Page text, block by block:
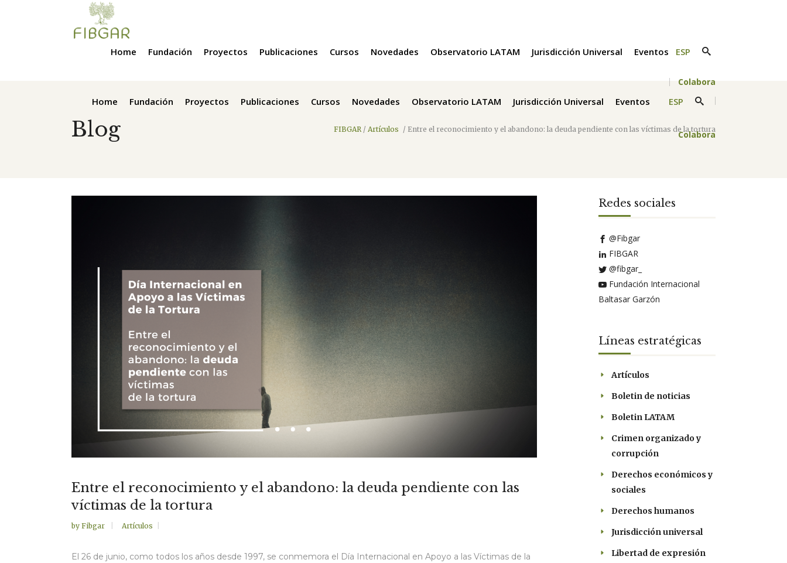
Home Fundación Proyectos Publicaciones Cursos Novedades Observatorio LATAM Jurisdicción Universal Eventos ESP
Colabora
Home Fundación Proyectos Publicaciones Cursos Novedades Observatorio LATAM Jurisdicción Universal Eventos ESP
Colabora
Blog FIBGAR / Artículos / Entre el reconocimiento y el abandono: la deuda pendiente con las víctimas de la tortura
Entre el reconocimiento y el abandono: la deuda pendiente con las
víctimas de la tortura
by Fibgar Artículos
El 26 de junio, como todos los años desde 1997, se conmemora el Día Internacional en Apoyo a las Víctimas de la
Redes sociales
@Fibgar
FIBGAR
@fibgar_
Fundación Internacional
Baltasar Garzón
Líneas estratégicas
Artículos
Boletin de noticias
Boletin LATAM
Crimen organizado y
corrupción
Derechos económicos y
sociales
Derechos humanos
Jurisdicción universal
Libertad de expresión